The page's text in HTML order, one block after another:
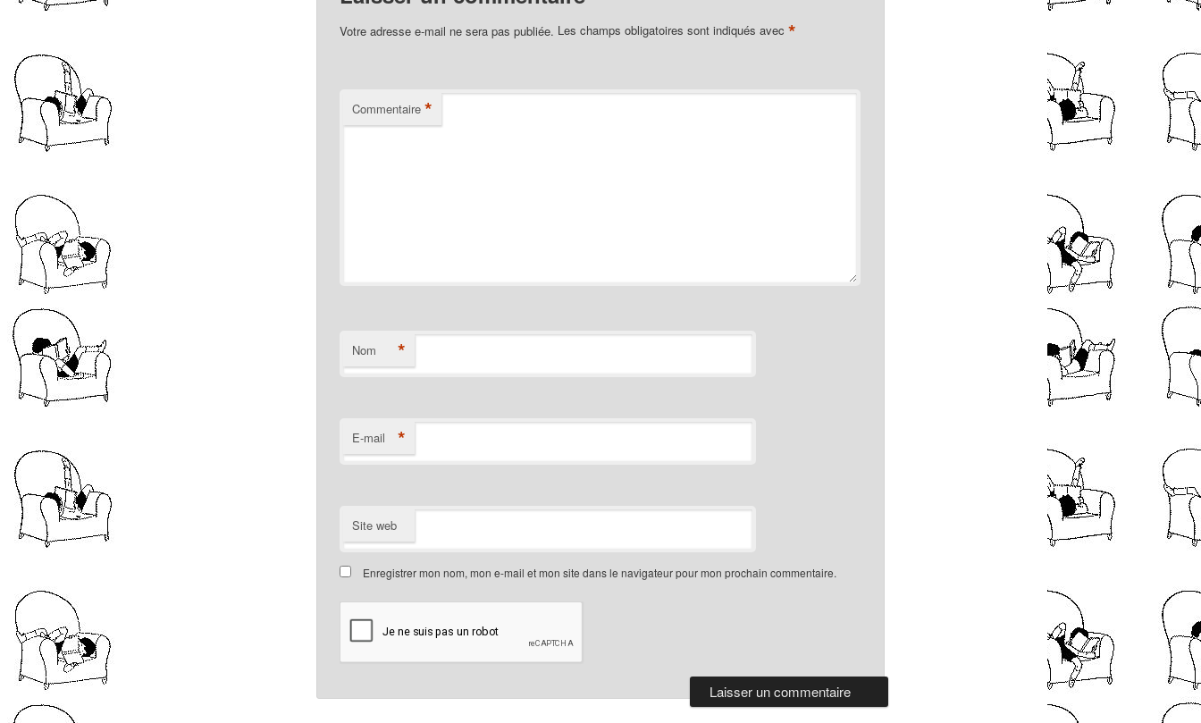
Votre adresse e-mail ne sera pas publiée. Les champs obligatoires sont indiqués avec *
Commentaire *
Nom *
E-mail *
Site web
Enregistrer mon nom, mon e-mail et mon site dans le navigateur pour mon prochain commentaire.